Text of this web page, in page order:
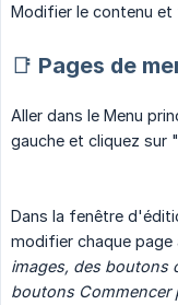
Modifier le contenu
📑 Pages de
Aller dans le Menu
gauche et cliquez sur
Dans la fenêtre
modifier chaque page
images, des boutons
boutons Commencer